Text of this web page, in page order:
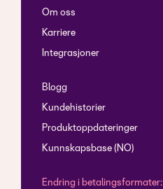
Om oss
Karriere
Integrasjoner
Blogg
Kundehistorier
Produktoppdateringer
Kunnskapsbase (NO)
Endring i betalingsformater: